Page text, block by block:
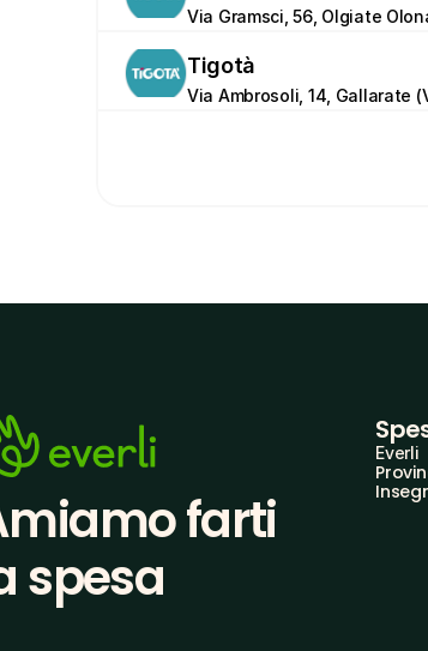
Via Gramsci, 56, Olgiate
Tigotà
Via Ambrosoli, 14, Gallarate
farti
spesa
Everli